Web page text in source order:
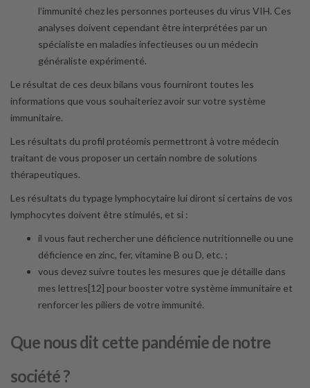
l’immunité chez les personnes porteuses du virus VIH. Ces
analyses doivent cependant être interprétées par un
spécialiste en maladies infectieuses ou un médecin
généraliste expérimenté.
Le résultat de ces deux bilans vous fourniront toutes les
informations que vous souhaiteriez avoir sur votre système
immunitaire.
Les résultats du profil protéomis permettront à votre médecin
traitant de vous proposer un certain nombre de solutions
thérapeutiques.
Les résultats du typage lymphocytaire lui diront si certains de vos
lymphocytes doivent être stimulés, et si :
il vous faut rechercher une déficience nutritionnelle ou une
déficience en zinc, fer, vitamine B ou D, etc. ;
vous devez suivre toutes les mesures que je détaille dans
mes lettres[12] pour booster votre système immunitaire et
renforcer les piliers de votre immunité.
Que nous dit cette pandémie de notre
société ?